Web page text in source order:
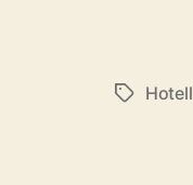
Etiketter
Hotell